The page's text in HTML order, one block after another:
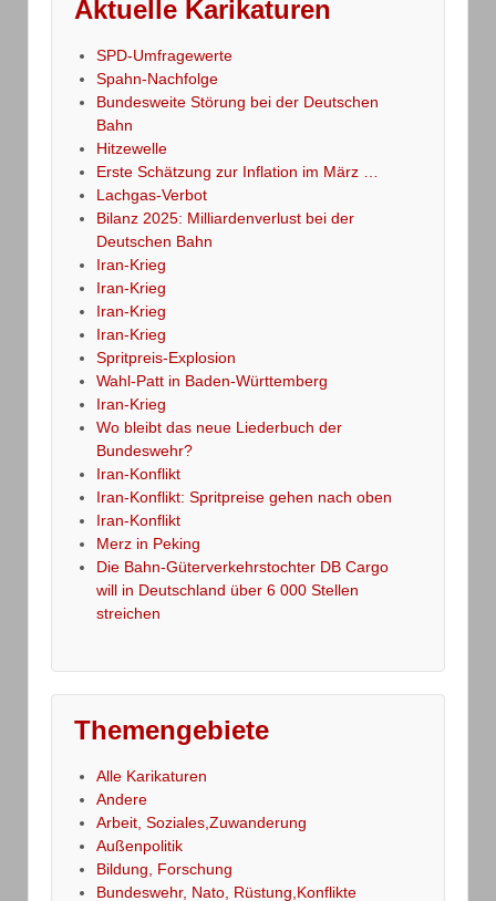
Aktuelle Karikaturen
SPD-Umfragewerte
Spahn-Nachfolge
Bundesweite Störung bei der Deutschen
Bahn
Hitzewelle
Erste Schätzung zur Inflation im März …
Lachgas-Verbot
Bilanz 2025: Milliardenverlust bei der
Deutschen Bahn
Iran-Krieg
Iran-Krieg
Iran-Krieg
Iran-Krieg
Spritpreis-Explosion
Wahl-Patt in Baden-Württemberg
Iran-Krieg
Wo bleibt das neue Liederbuch der
Bundeswehr?
Iran-Konflikt
Iran-Konflikt: Spritpreise gehen nach oben
Iran-Konflikt
Merz in Peking
Die Bahn-Güterverkehrstochter DB Cargo
will in Deutschland über 6 000 Stellen
streichen
Themengebiete
Alle Karikaturen
Andere
Arbeit, Soziales,Zuwanderung
Außenpolitik
Bildung, Forschung
Bundeswehr, Nato, Rüstung,Konflikte